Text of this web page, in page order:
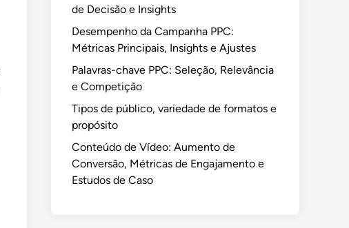
de Decisão e Insights
Desempenho da Campanha PPC:
Métricas Principais, Insights e Ajustes
Palavras-chave PPC: Seleção, Relevância
e Competição
Tipos de público, variedade de formatos e
propósito
Conteúdo de Vídeo: Aumento de
Conversão, Métricas de Engajamento e
Estudos de Caso